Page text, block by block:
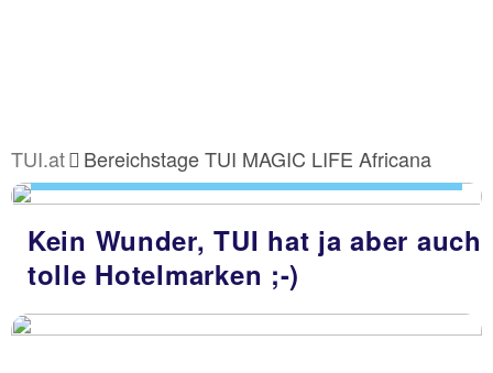
TUI.at Bereichstage TUI MAGIC LIFE Africana
Wir sind TUI ♥
Kein Wunder, TUI hat ja aber auch
tolle Hotelmarken ;-)